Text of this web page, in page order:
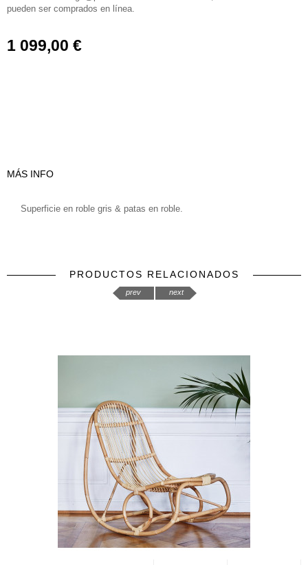
pueden ser comprados en línea.
1 099,00 €
MÁS INFO
Superficie en roble gris & patas en roble.
PRODUCTOS RELACIONADOS
prev next